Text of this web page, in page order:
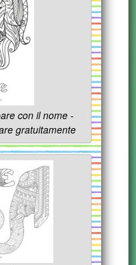
con il nome -
gratuitamente